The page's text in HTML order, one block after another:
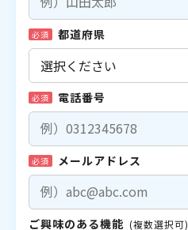
必須 都道府県
必須 電話番号
必須 メールアドレス
ご興味のある機能 (複数選択可)